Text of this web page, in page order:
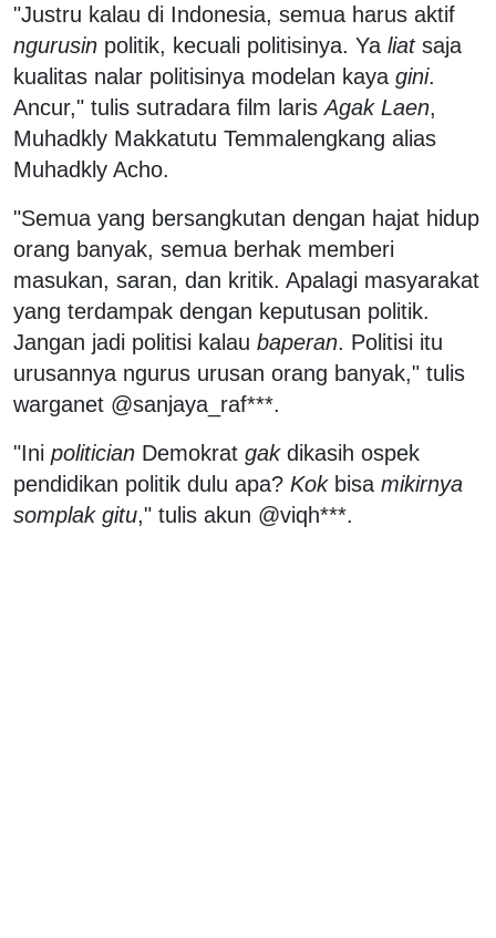
"Justru kalau di Indonesia, semua harus aktif
ngurusin politik, kecuali politisinya. Ya liatsaja
kualitas nalar politisinya modelan kaya gini.
Ancur," tulis sutradara film larisAgak Laen,
Muhadkly Makkatutu Temmalengkang alias
Muhadkly Acho.
"Semua yang bersangkutan dengan hajat hidup
orang banyak, semua berhak memberi
masukan, saran, dan kritik. Apalagi masyarakat
yang terdampak dengan keputusan politik.
Jangan jadi politisi kalau baperan. Politisi itu
urusannya ngurus urusan orang banyak," tulis
warganet @sanjaya_raf***.
"Ini politician Demokrat gakdikasih ospek
pendidikan politik dulu apa? Kokbisa mikirnya
somplak gitu," tulis akun @viqh***.